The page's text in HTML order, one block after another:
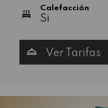
Calefacción
Si
Ver Tarifas